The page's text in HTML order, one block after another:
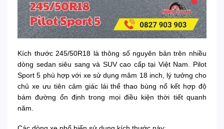
Kích thước 245/50R18 là thông số nguyên bản trên nhiều
dòng sedan siêu sang và SUV cao cấp tại Việt Nam. Pilot
Sport 5 phù hợp với xe sử dụng mâm 18 inch, lý tưởng cho
chủ xe ưu tiên cảm giác lái thể thao bùng nổ kết hợp độ
bám đường ổn định trong mọi điều kiện thời tiết quanh
năm.